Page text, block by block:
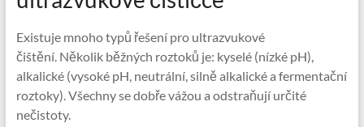
Existuje mnoho typů řešení pro ultrazvukové
čištění. Několik běžných roztoků je: kyselé (nízké pH),
alkalické (vysoké pH, neutrální, silně alkalické a fermentační
roztoky). Všechny se dobře vážou a odstraňují určité
nečistoty.